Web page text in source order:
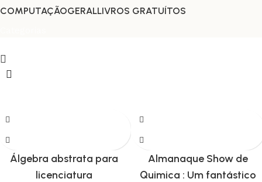
COMPUTAÇÃOGERALLIVROS GRATUÍTOS
Álgebra abstrata para
licenciatura
Almanaque Show de
Quimica : Um fantástico